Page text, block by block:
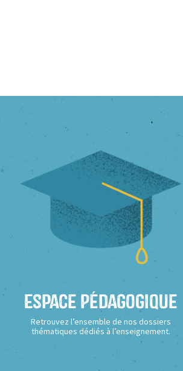
Espace Pédagogique
Retrouvez l’ensemble de nos dossiers
thématiques dédiés à l’enseignement.